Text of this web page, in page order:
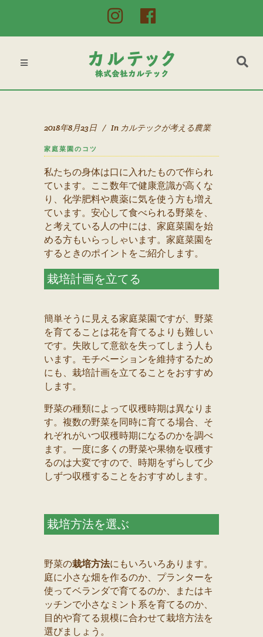
2018年8月23日 In カルテックが考える農業
家庭菜園のコツ
私たちの身体は口に入れたもので作られ
ています。ここ数年で健康意識が高くな
り、化学肥料や農薬に気を使う方も増え
ています。安心して食べられる野菜を、
と考えている人の中には、家庭菜園を始
める方もいらっしゃいます。家庭菜園を
するときのポイントをご紹介します。
栽培計画を立てる
簡単そうに見える家庭菜園ですが、野菜
を育てることは花を育てるよりも難しい
です。失敗して意欲を失ってしまう人も
います。モチベーションを維持するため
にも、栽培計画を立てることをおすすめ
します。
野菜の種類によって収穫時期は異なりま
す。複数の野菜を同時に育てる場合、そ
れぞれがいつ収穫時期になるのかを調べ
ます。一度に多くの野菜や果物を収穫す
るのは大変ですので、時期をずらして少
しずつ収穫することをおすすめします。
栽培方法を選ぶ
野菜の栽培方法にもいろいろあります。
庭に小さな畑を作るのか、プランターを
使ってベランダで育てるのか、またはキ
ッチンで小さなミント系を育てるのか、
目的や育てる規模に合わせて栽培方法を
選びましょう。